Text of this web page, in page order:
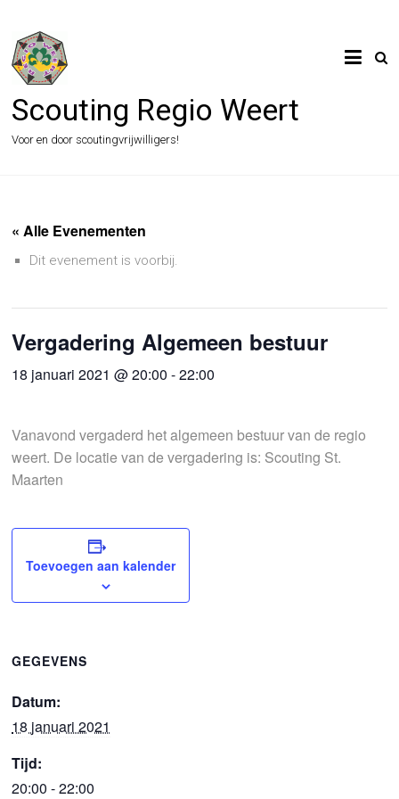
de
inhoud
Scouting Regio Weert
Voor en door scoutingvrijwilligers!
« Alle Evenementen
Dit evenement is voorbij.
Vergadering Algemeen bestuur
18 januari 2021 @ 20:00 -22:00
Vanavond vergaderd het algemeen bestuur van de regio
weert. De locatie van de vergadering is: Scouting St.
Maarten
Toevoegen aan kalender
GEGEVENS
Datum:
18 januari 2021
Tijd:
20:00 - 22:00